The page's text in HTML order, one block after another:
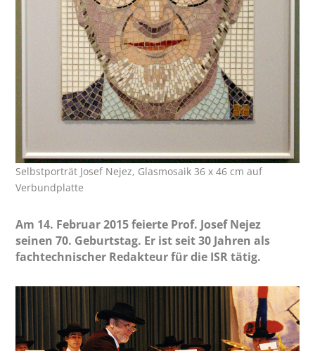
Selbstporträt Josef Nejez, Glasmosaik 36 x 46 cm auf
Verbundplatte
Am 14. Februar 2015 feierte Prof. Josef Nejez
seinen 70. Geburtstag. Er ist seit 30 Jahren als
fachtechnischer Redakteur für die ISR tätig.